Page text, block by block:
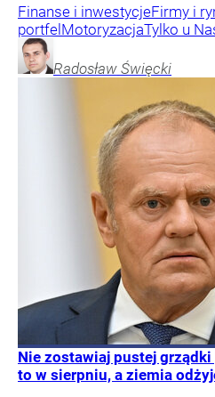
Finanse i inwestycjeFirmy i
portfelMotoryzacjaTylko u
Radosław Święcki
Nie zostawiaj pustej
to w sierpniu, a ziemia